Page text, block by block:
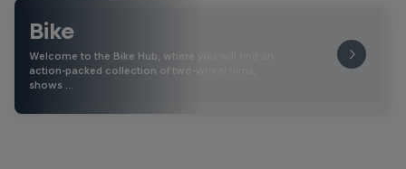
Bike
Welcome to the Bike Hub, where you will find an
action-packed collection of two-wheel films,
shows …